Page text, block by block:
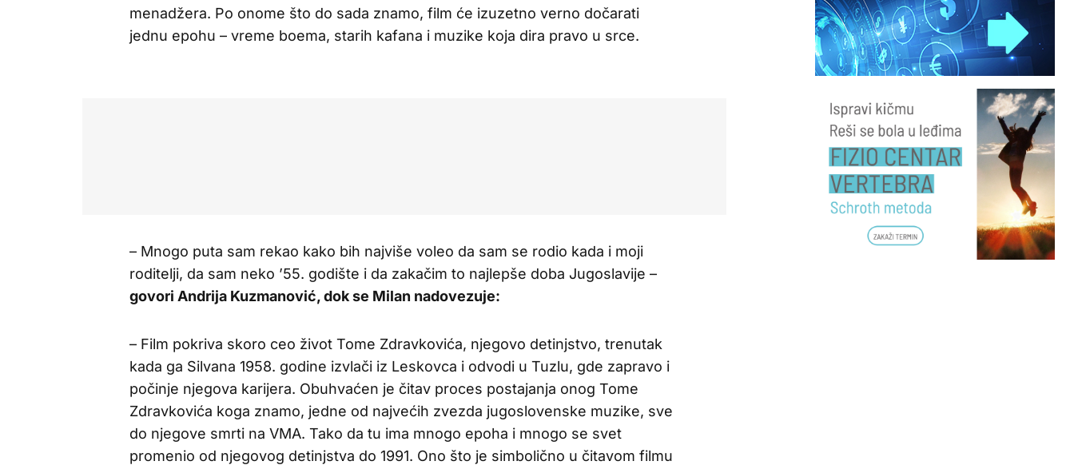
menadžera. Po onome što do sada znamo, film će izuzetno verno dočarati
jednu epohu – vreme boema, starih kafana i muzike koja dira pravo u srce.
– Mnogo puta sam rekao kako bih najviše voleo da sam se rodio kada i moji
roditelji, da sam neko ’55. godište i da zakačim to najlepše doba Jugoslavije –
govori Andrija Kuzmanović, dok se Milan nadovezuje:
– Film pokriva skoro ceo život Tome Zdravkovića, njegovo detinjstvo, trenutak
kada ga Silvana 1958. godine izvlači iz Leskovca i odvodi u Tuzlu, gde zapravo i
počinje njegova karijera. Obuhvaćen je čitav proces postajanja onog Tome
Zdravkovića koga znamo, jedne od najvećih zvezda jugoslovenske muzike, sve
do njegove smrti na VMA. Tako da tu ima mnogo epoha i mnogo se svet
promenio od njegovog detinjstva do 1991. Ono što je simbolično u čitavom filmu